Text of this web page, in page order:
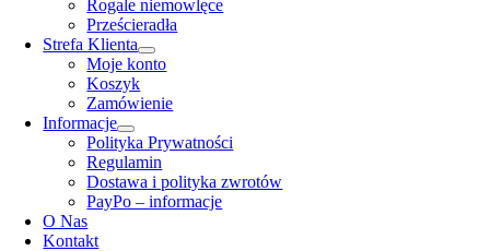
Rogale niemowlęce
Prześcieradła
Strefa Klienta
Moje konto
Koszyk
Zamówienie
Informacje
Polityka Prywatności
Regulamin
Dostawa i polityka zwrotów
PayPo – informacje
O Nas
Kontakt